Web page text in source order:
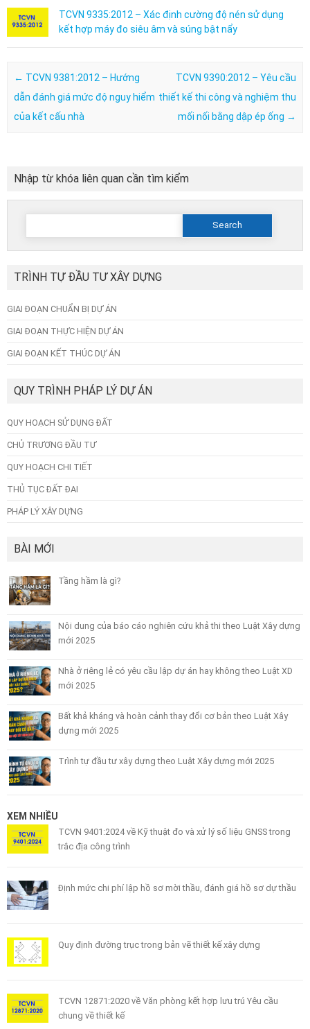
TCVN 9335:2012 – Xác định cường độ nén sử dụng
kết hợp máy đo siêu âm và súng bật nẩy
Post navigation
← TCVN 9381:2012 – Hướng
dẫn đánh giá mức độ nguy hiểm
của kết cấu nhà
TCVN 9390:2012 – Yêu cầu
thiết kế thi công và nghiệm thu
mối nối bằng dập ép ống →
Nhập từ khóa liên quan cần tìm kiểm
Search
TRÌNH TỰ ĐẦU TƯ XÂY DỰNG
GIAI ĐOẠN CHUẨN BỊ DỰ ÁN
GIAI ĐOẠN THỰC HIỆN DỰ ÁN
GIAI ĐOẠN KẾT THÚC DỰ ÁN
QUY TRÌNH PHÁP LÝ DỰ ÁN
QUY HOẠCH SỬ DỤNG ĐẤT
CHỦ TRƯƠNG ĐẦU TƯ
QUY HOẠCH CHI TIẾT
THỦ TỤC ĐẤT ĐAI
PHÁP LÝ XÂY DỰNG
BÀI MỚI
Tầng hầm là gì?
Nội dung của báo cáo nghiên cứu khả thi theo Luật Xây dựng
mới 2025
Nhà ở riêng lẻ có yêu cầu lập dự án hay không theo Luật XD
mới 2025
Bất khả kháng và hoàn cảnh thay đổi cơ bản theo Luật Xây
dựng mới 2025
Trình tự đầu tư xây dựng theo Luật Xây dựng mới 2025
XEM NHIỀU
TCVN 9401:2024 về Kỹ thuật đo và xử lý số liệu GNSS trong
trắc địa công trình
Định mức chi phí lập hồ sơ mời thầu, đánh giá hồ sơ dự thầu
Quy định đường trục trong bản vẽ thiết kế xây dựng
TCVN 12871:2020 về Văn phòng kết hợp lưu trú Yêu cầu
chung về thiết kế